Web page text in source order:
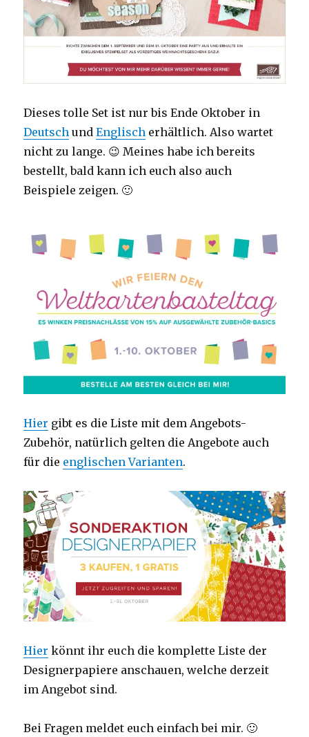
Dieses tolle Set ist nur bis Ende Oktober in
Deutsch undEnglisch erhältlich. Also wartet
nicht zu lange. 😉 Meines habe ich bereits
bestellt, bald kann ich euch also auch
Beispiele zeigen. 🙂
Hier gibt es die Liste mit dem Angebots-
Zubehör, natürlich gelten die Angebote auch
für die englischen Varianten.
Hier könnt ihr euch die komplette Liste der
Designerpapiere anschauen, welche derzeit
im Angebot sind.
Bei Fragen meldet euch einfach bei mir. 🙂